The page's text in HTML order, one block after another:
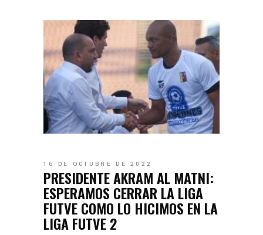
16 DE OCTUBRE DE 2022
PRESIDENTE AKRAM AL MATNI:
ESPERAMOS CERRAR LA LIGA
FUTVE COMO LO HICIMOS EN LA
LIGA FUTVE 2